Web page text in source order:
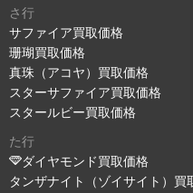
さ行
サファイア買取価格
珊瑚買取価格
真珠（アコヤ）買取価格
スターサファイア買取価格
スタールビー買取価格
た行
ダイヤモンド買取価格
タンザナイト（ゾイサイト）買